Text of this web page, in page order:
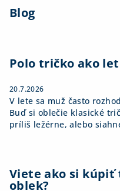
Blog
Polo tričko ako
20.7.2026
V lete sa muž často
Buď si oblečie klasické
príliš ležérne, alebo
Viete ako si kúpiť
oblek?